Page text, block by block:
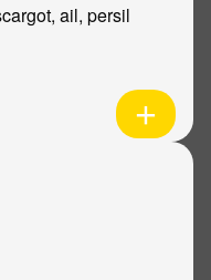
ail, persil